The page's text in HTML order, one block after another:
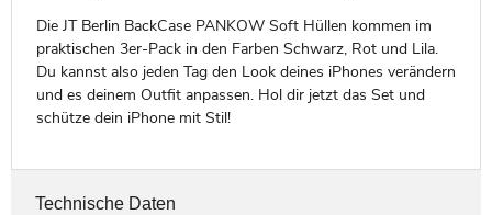
Die JT Berlin BackCase PANKOW Soft Hüllen kommen im
praktischen 3er-Pack in den Farben Schwarz, Rot und Lila.
Du kannst also jeden Tag den Look deines iPhones verändern
und es deinem Outfit anpassen. Hol dir jetzt das Set und
schütze dein iPhone mit Stil!
Technische Daten